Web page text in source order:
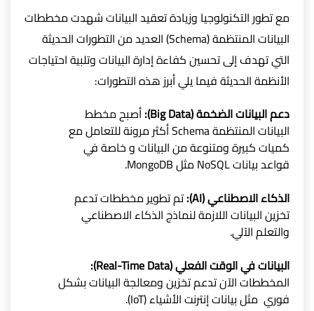
مع تطور التكنولوجيا وزيادة تعقيد البيانات شهدت مخططات
البيانات المنتظمة (Schema) العديد من التطورات الحديثة
التي تهدف إلى تحسين كفاءة إدارة البيانات وتلبية احتياجات
الأنظمة الحديثة فيما يلي أبرز هذه التطورات:
دعم البيانات الضخمة (Big Data):
أصبح مخطط
البيانات المنتظمة Schema أكثر مرونة للتعامل مع
كميات كبيرة ومتنوعة من البيانات و خاصة في
قواعد بيانات NoSQL مثل MongoDB.
الذكاء الاصطناعي (AI):
تم تطوير مخططات تدعم
تخزين البيانات اللازمة لنماذج الذكاء الاصطناعي
والتعلم الآلي.
البيانات في الوقت الفعلي (Real-Time Data):
المخططات الآن تدعم تخزين ومعالجة البيانات بشكل
فوري مثل بيانات إنترنت الأشياء (IoT).